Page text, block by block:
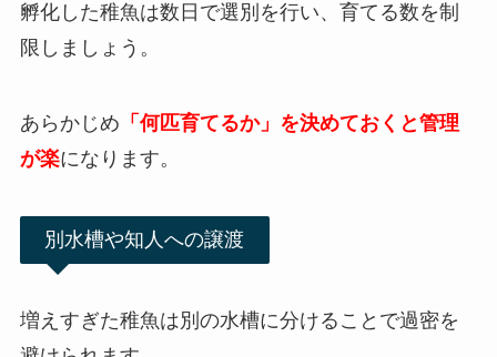
孵化した稚魚は数日で選別を行い、育てる数を制
限しましょう。
あらかじめ 「何匹育てるか」を決めておくと管理
が楽になります。
別水槽や知人への譲渡
増えすぎた稚魚は別の水槽に分けることで過密を